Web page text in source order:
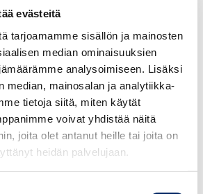
evästeitä
tarjoamamme sisällön ja mainosten
median ominaisuuksien
analysoimiseen. Lisäksi
median, mainosalan ja analytiikka-
tietoja siitä, miten käytät
voivat yhdistää näitä
joita olet antanut heille tai joita on
heidän palvelujaan.
perussääntöjen 7 artiklan mukaan
olla esitystavasta ja mediasta
tunnistettavissa markkinoinniksi.
lukien ”natiivimainos”, on oltava heti
kun se julkaistaan
uutisia tai muuta toimituksellista
mainos on merkittävä